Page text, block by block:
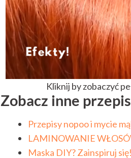
Kliknij by zobaczyć
Zobacz inne
Przepisy nopoo i mycie
LAMINOWANIE
Maska DIY? Zainspiruj się!